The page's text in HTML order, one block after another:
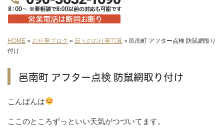
HOME » お仕事ブログ » 日々のお仕事写真 » 邑南町 アフター点検 防鼠網取り
付け
邑南町 アフター点検 防鼠網取り付け
こんばんは
ここのところずっといい天気がつづいてます。